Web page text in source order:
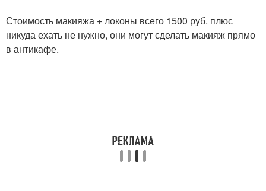
Стоимость макияжа + локоны всего 1500 руб. плюс
никуда ехать не нужно, они могут сделать макияж прямо
в антикафе.